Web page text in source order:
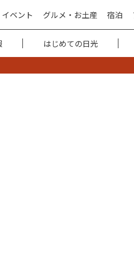
イベント グルメ・お土産 宿泊
はじめての日光